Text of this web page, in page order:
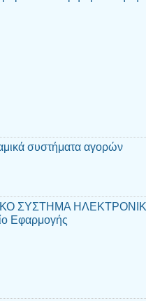
συστήματα αγορών
ΣΥΣΤΗΜΑ
Εφαρμογής